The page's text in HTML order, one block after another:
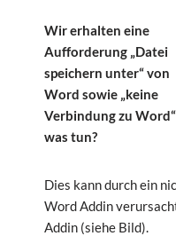
Wir erhalten eine
Aufforderung „Datei
speichern unter“ von
Word sowie „keine
Verbindung zu
was tun?
Dies kann durch ein
Word Addin
Addin (siehe Bild).